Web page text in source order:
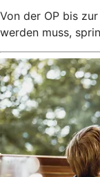
Von der OP bis
werden muss,